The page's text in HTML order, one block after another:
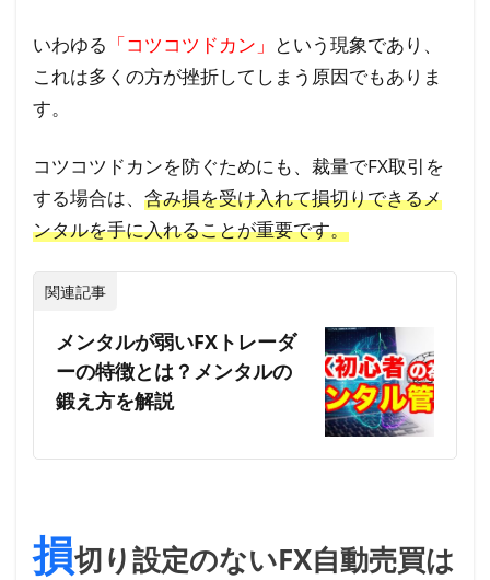
いわゆる 「コツコツドカン」 という現象であり、
これは多くの方が挫折してしまう原因でもありま
す。
コツコツドカンを防ぐためにも、裁量でFX取引を
する場合は、 含み損を受け入れて損切りできるメ
ンタルを手に入れることが重要です。
関連記事
メンタルが弱いFXトレーダ
ーの特徴とは？メンタルの
鍛え方を解説
損切り設定のないFX自動売買は